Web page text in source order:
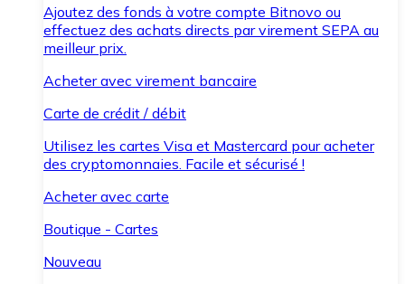
Ajoutez des fonds à votre compte Bitnovo ou
effectuez des achats directs par virement SEPA au
meilleur prix.
Acheter avec virement bancaire
Carte de crédit / débit
Utilisez les cartes Visa et Mastercard pour acheter
des cryptomonnaies. Facile et sécurisé !
Acheter avec carte
Boutique - Cartes
Nouveau